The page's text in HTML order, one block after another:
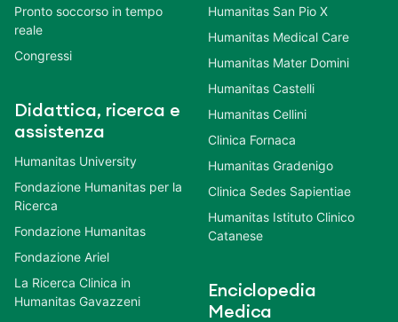
Pronto soccorso in tempo
reale
Congressi
Didattica, ricerca e
assistenza
Humanitas University
Fondazione Humanitas per la
Ricerca
Fondazione Humanitas
Fondazione Ariel
La Ricerca Clinica in
Humanitas Gavazzeni
Humanitas San Pio X
Humanitas Medical Care
Humanitas Mater Domini
Humanitas Castelli
Humanitas Cellini
Clinica Fornaca
Humanitas Gradenigo
Clinica Sedes Sapientiae
Humanitas Istituto Clinico
Catanese
Enciclopedia
Medica